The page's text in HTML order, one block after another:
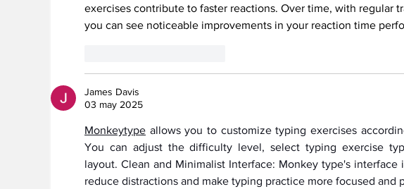
exercises contribute to faster reactions. Over time, with regular
you can see noticeable improvements in your reaction time
James Davis
03 may 2025
Monkeytype allows you to customize typing exercises
You can adjust the difficulty level, select typing exercise
layout. Clean and Minimalist Interface: Monkey type's
reduce distractions and make typing practice more focused and